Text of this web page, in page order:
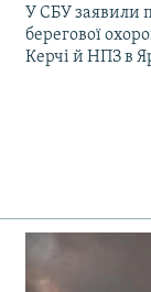
У СБУ заявили
берегової
Керчі й НПЗ в